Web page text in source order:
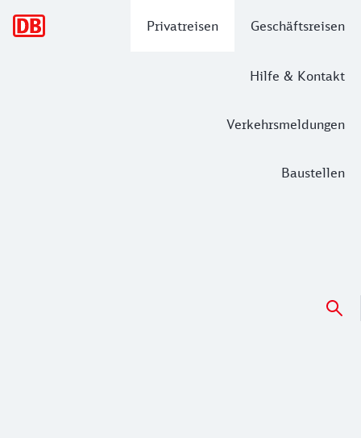
Privatreisen Geschäftsreisen
Hilfe & Kontakt
Verkehrsmeldungen
Baustellen